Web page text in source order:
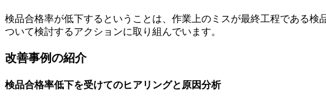
検品合格率が低下するということは、作業上のミスが最終工程である
ついて検討するアクションに取り組んでいます。
改善事例の紹介
検品合格率低下を受けてのヒアリングと原因分析